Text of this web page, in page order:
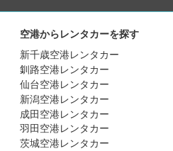
空港からレンタカーを探す
新千歳空港レンタカー
釧路空港レンタカー
仙台空港レンタカー
新潟空港レンタカー
成田空港レンタカー
羽田空港レンタカー
茨城空港レンタカー